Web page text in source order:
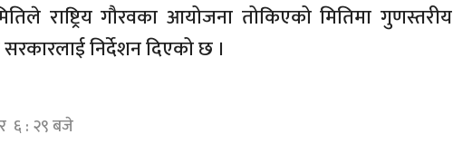
राष्ट्रिय गौरवका आयोजना तोकिएको मितिमा गुणस्तरीय
निर्देशन दिएको छ ।
६ : २९ बजे